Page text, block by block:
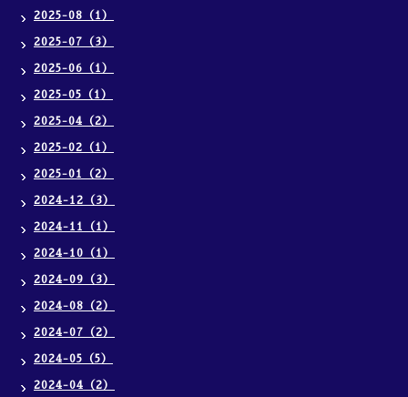
2025-08（1）
2025-07（3）
2025-06（1）
2025-05（1）
2025-04（2）
2025-02（1）
2025-01（2）
2024-12（3）
2024-11（1）
2024-10（1）
2024-09（3）
2024-08（2）
2024-07（2）
2024-05（5）
2024-04（2）